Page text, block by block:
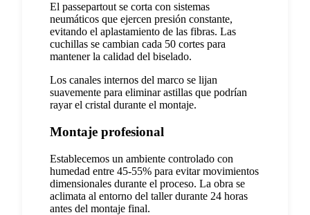
El passepartout se corta con sistemas
neumáticos que ejercen presión constante,
evitando el aplastamiento de las fibras. Las
cuchillas se cambian cada 50 cortes para
mantener la calidad del biselado.
Los canales internos del marco se lijan
suavemente para eliminar astillas que podrían
rayar el cristal durante el montaje.
Montaje profesional
Establecemos un ambiente controlado con
humedad entre 45-55% para evitar movimientos
dimensionales durante el proceso. La obra se
aclimata al entorno del taller durante 24 horas
antes del montaje final.